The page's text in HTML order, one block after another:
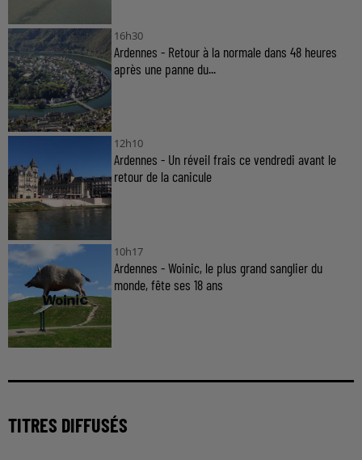
16h30
Ardennes - Retour à la normale dans 48 heures
après une panne du...
12h10
Ardennes - Un réveil frais ce vendredi avant le
retour de la canicule
10h17
Ardennes - Woinic, le plus grand sanglier du
monde, fête ses 18 ans
TITRES DIFFUSÉS